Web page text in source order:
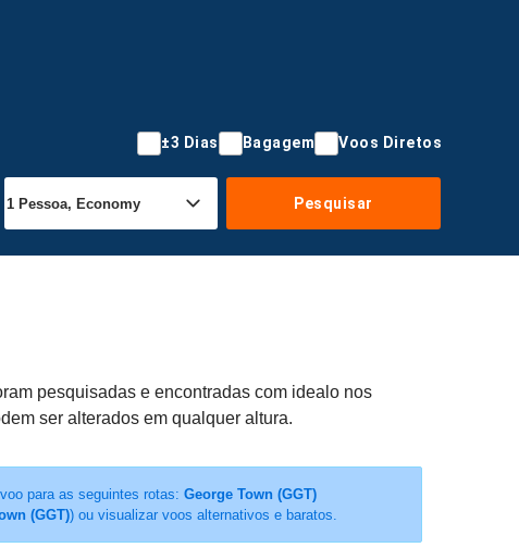
±3 Dias Bagagem Voos Diretos
Pesquisar
pesquisadas e encontradas com idealo nos
ser alterados em qualquer altura.
para as seguintes rotas: George Town (GGT)
(GGT)) ou visualizar voos alternativos e baratos.